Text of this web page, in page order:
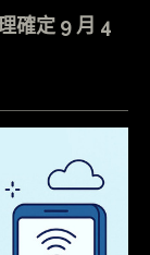
確定 9 月 4